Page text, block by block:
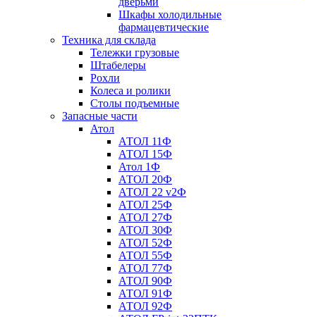
Шкафы холодильные
фармацевтические
Техника для склада
Тележки грузовые
Штабелеры
Рохли
Колеса и ролики
Столы подъемные
Запасные части
Атол
АТОЛ 11Ф
АТОЛ 15Ф
Атол 1Ф
АТОЛ 20Ф
АТОЛ 22 v2Ф
АТОЛ 25Ф
АТОЛ 27Ф
АТОЛ 30Ф
АТОЛ 52Ф
АТОЛ 55Ф
АТОЛ 77Ф
АТОЛ 90Ф
АТОЛ 91Ф
АТОЛ 92Ф